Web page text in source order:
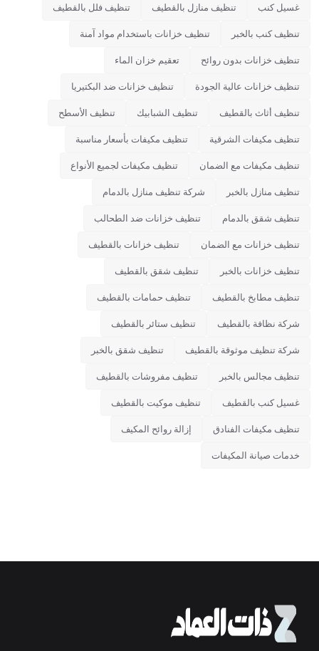
غسيل كنب تنظيف منازل بالقطيف تنظيف فلل بالقطيف
تنظيف كنب بالخبر تنظيف خزانات باستخدام مواد آمنة
تنظيف خزانات بدون روائح تعقيم خزان الماء
تنظيف خزانات عالية الجودة تنظيف خزانات ضد البكتيريا
تنظيف أثاث بالقطيف تنظيف الشبابيك تنظيف الأسطح
تنظيف مكيفات الشرقية تنظيف مكيفات بأسعار مناسبة
تنظيف مكيفات مع الضمان تنظيف مكيفات لجميع الأنواع
تنظيف منازل بالخبر شركة تنظيف منازل بالدمام
تنظيف شقق بالدمام تنظيف خزانات ضد الطحالب
تنظيف خزانات مع الضمان تنظيف خزانات بالقطيف
تنظيف خزانات بالخبر تنظيف شقق بالقطيف
تنظيف مطابخ بالقطيف تنظيف حمامات بالقطيف
شركة نظافة بالقطيف تنظيف ستائر بالقطيف
شركة تنظيف موثوقة بالقطيف تنظيف شقق بالخبر
تنظيف مجالس بالخبر تنظيف مفروشات بالقطيف
غسيل كنب بالقطيف تنظيف موكيت بالقطيف
تنظيف مكيفات الفنادق إزالة روائح المكيف
خدمات صيانة المكيفات